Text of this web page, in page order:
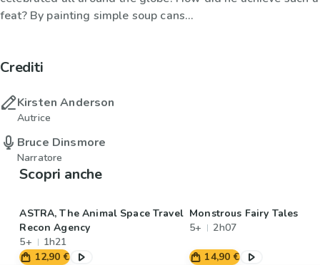
feat? By painting simple soup cans...
Crediti
Kirsten Anderson
Autrice
Bruce Dinsmore
Narratore
Scopri anche
ASTRA, The Animal Space Travel
Recon Agency
5+
1h21
12,90 €
Monstrous Fairy Tales
5+
2h07
14,90 €